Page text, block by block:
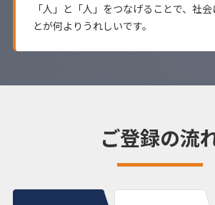
「人」と「人」をつなげることで、社
とが何よりうれしいです。
ご登録の流